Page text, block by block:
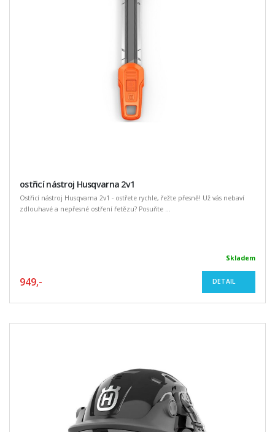
ostřicí nástroj Husqvarna 2v1
Ostřicí nástroj Husqvarna 2v1 - ostřete rychle, řežte přesně! Už vás nebaví
zdlouhavé a nepřesné ostření řetězu? Posuňte ...
Skladem
949,- DETAIL